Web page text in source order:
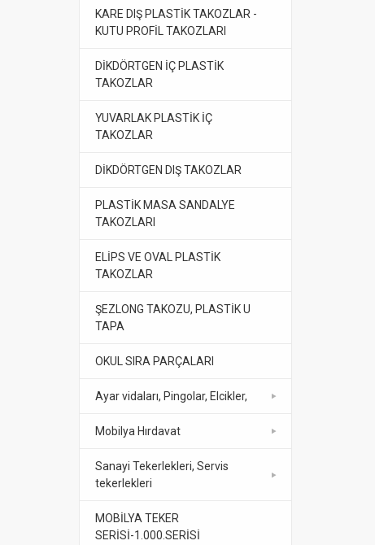
KARE DIŞ PLASTİK TAKOZLAR -
KUTU PROFİL TAKOZLARI
DİKDÖRTGEN İÇ PLASTİK
TAKOZLAR
YUVARLAK PLASTİK İÇ
TAKOZLAR
DİKDÖRTGEN DIŞ TAKOZLAR
PLASTİK MASA SANDALYE
TAKOZLARI
ELİPS VE OVAL PLASTİK
TAKOZLAR
ŞEZLONG TAKOZU, PLASTİK U
TAPA
OKUL SIRA PARÇALARI
Ayar vidaları, Pingolar, Elcikler,
Mobilya Hırdavat
Sanayi Tekerlekleri, Servis
tekerlekleri
MOBİLYA TEKER
SERİSİ-1.000.SERİSİ